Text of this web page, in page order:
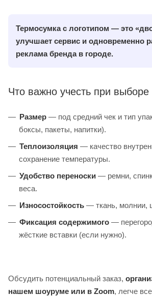
Термосумкас логотипом — это
улучшает сервис и одновременно
реклама бренда в городе.
Что важно учесть при выборе
Размер — под средний чек и тип
боксы, пакеты, напитки).
Теплоизоляция — качество
сохранение температуры.
Удобство переноски — ремни,
веса.
Износостойкость — ткань, молнии,
Фиксация содержимого —
жёсткие вставки (если нужно).
Обсудить потенциальный заказ,
нашем шоуруме или в Zoom, легче